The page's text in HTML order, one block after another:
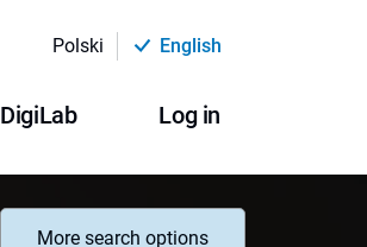
Polski English
DigiLab Log in
More search options